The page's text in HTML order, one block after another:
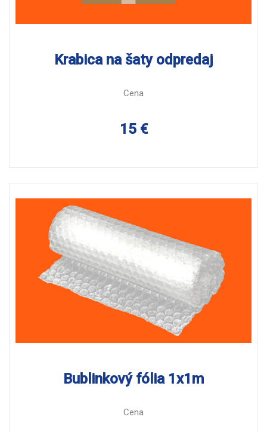
Krabica na šaty odpredaj
Cena
15 €
Bublinkový fólia 1x1m
Cena